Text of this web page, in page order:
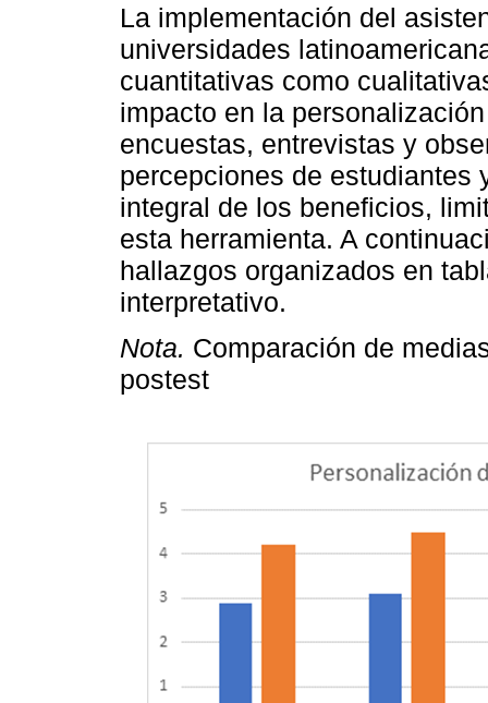
La implementación del
universidades
cuantitativas como
impacto en la
encuestas, entrevistas y
percepciones de estudiantes
integral de los beneficios,
esta herramienta. A
hallazgos organizados en
interpretativo.
Nota. Comparación de
postest